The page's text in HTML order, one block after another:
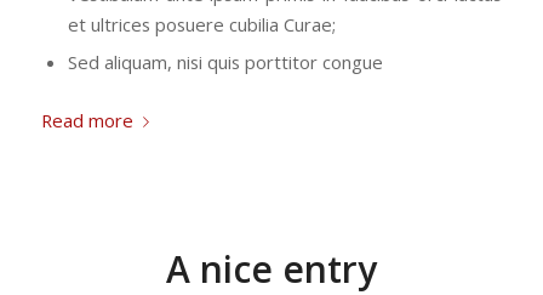
et ultrices posuere cubilia Curae;
Sed aliquam, nisi quis porttitor congue
Read more
A nice entry